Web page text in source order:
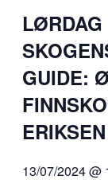
GUIDE:
ERIKSEN
13/07/2024 @